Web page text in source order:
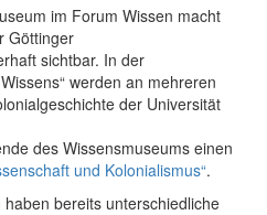
im Forum Wissen macht
Göttinger
sichtbar. In der
werden an mehreren
der Universität
des Wissensmuseums einen
und Kolonialismus“.
bereits unterschiedliche